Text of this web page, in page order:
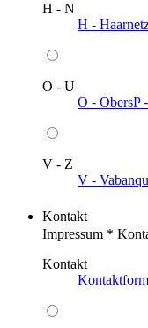
H - N
H -
O - U
O - ObersP
V - Z
V -
Kontakt
Impressum *
Kontakt